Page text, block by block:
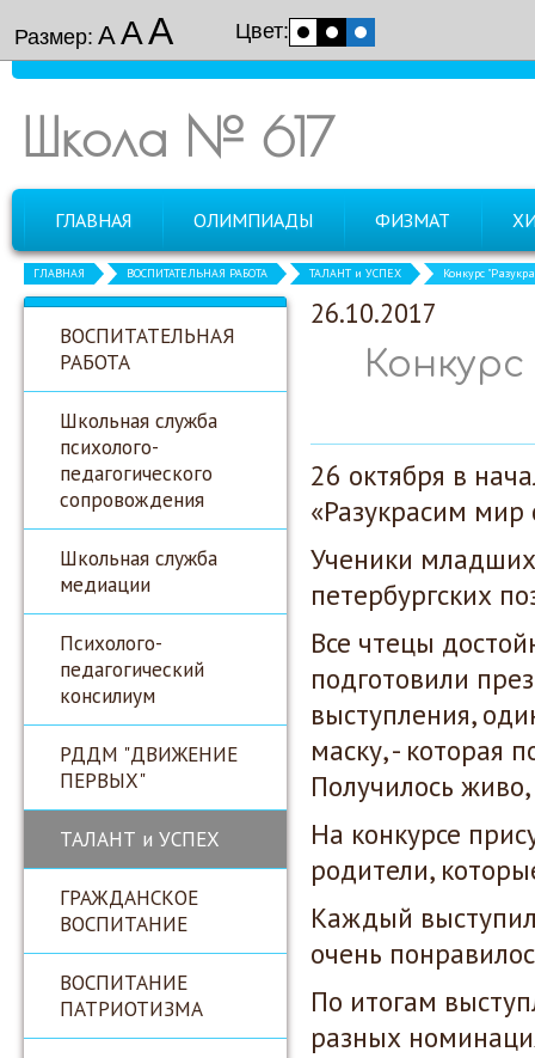
Размер: ААА Цвет:
Школа № 617
ГЛАВНАЯ ОЛИМПИАДЫ ФИЗМАТ
ГЛАВНАЯ ВОСПИТАТЕЛЬНАЯ РАБОТА ТАЛАНТ и УСПЕХ Конкурс
ВОСПИТАТЕЛЬНАЯ
РАБОТА
Школьная служба
психолого-
педагогического
сопровождения
Школьная служба
медиации
Психолого-
педагогический
консилиум
РДДМ "ДВИЖЕНИЕ
ПЕРВЫХ"
ТАЛАНТ и УСПЕХ
ГРАЖДАНСКОЕ
ВОСПИТАНИЕ
ВОСПИТАНИЕ
ПАТРИОТИЗМА
26.10.2017
26 октября в
«Разукрасим мир
Ученики младших
петербургских
Все чтецы
подготовили
выступления,
маску, - которая
Получилось
На конкурсе
родители,
Каждый
очень
По итогам
разных